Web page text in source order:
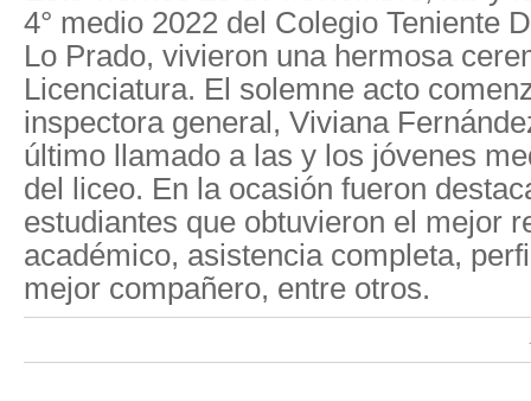
4° medio 2022 del Colegio Teniente
Lo Prado, vivieron una hermosa
Licenciatura. El solemne acto
inspectora general, Viviana
último llamado a las y los jóvenes
del liceo. En la ocasión fueron
estudiantes que obtuvieron el mejor
académico, asistencia completa,
mejor compañero, entre otros.